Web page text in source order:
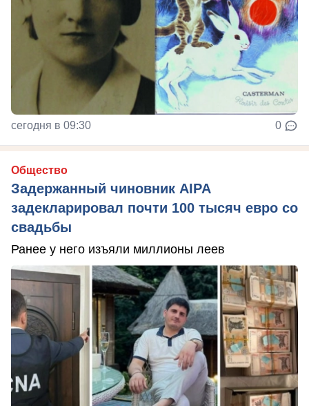
сегодня в 09:30 0
Общество
Задержанный чиновник AIPA
задекларировал почти 100 тысяч евро со
свадьбы
Ранее у него изъяли миллионы леев